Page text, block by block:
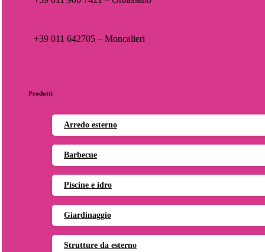
+39 011 642705 – Moncalieri
Prodotti
Arredo esterno
Barbecue
Piscine e idro
Giardinaggio
Strutture da esterno